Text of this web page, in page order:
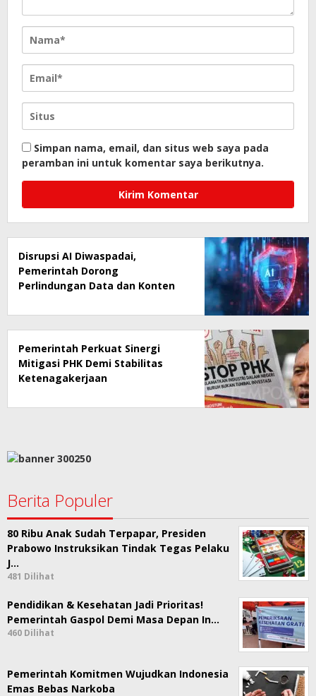
Simpan nama, email, dan situs web saya pada
peramban ini untuk komentar saya berikutnya.
Disrupsi AI Diwaspadai,
Pemerintah Dorong
Perlindungan Data dan Konten
Pemerintah Perkuat Sinergi
Mitigasi PHK Demi Stabilitas
Ketenagakerjaan
Berita Populer
80 Ribu Anak Sudah Terpapar, Presiden
Prabowo Instruksikan Tindak Tegas Pelaku
J…
481 Dilihat
Pendidikan & Kesehatan Jadi Prioritas!
Pemerintah Gaspol Demi Masa Depan In…
460 Dilihat
Pemerintah Komitmen Wujudkan Indonesia
Emas Bebas Narkoba